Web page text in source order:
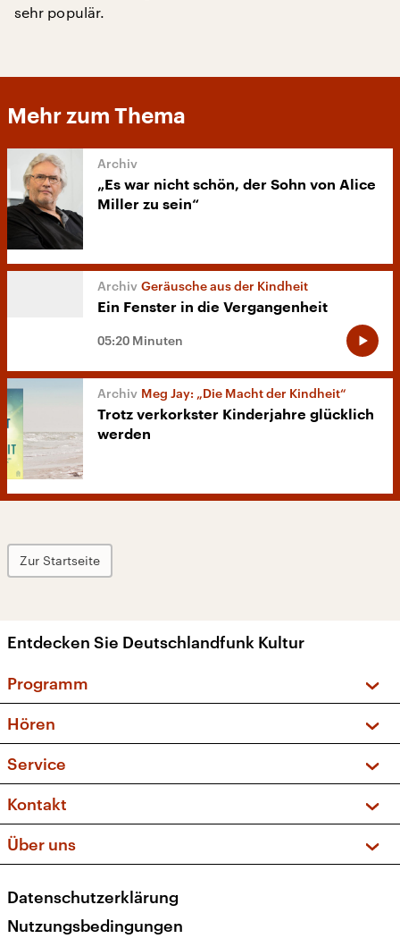
sehr populär.
Mehr zum Thema
„Es war nicht schön, der Sohn von Alice
Miller zu sein“
Geräusche aus der Kindheit
Ein Fenster in die Vergangenheit
05:20 Minuten
Meg Jay: „Die Macht der Kindheit“
Trotz verkorkster Kinderjahre glücklich
werden
Zur Startseite
Entdecken Sie Deutschlandfunk Kultur
Programm
Sendungen und Podcasts
Musikliste
Kakadu – Das Kinderprogramm
Hören
Frequenzen (UKW + DAB+)
Service
FAQ
Apps
Newsletter
Veranstaltungen
Kontakt
Social Media
Über uns
Presse
Karriere
Datenschutzerklärung
Nutzungsbedingungen